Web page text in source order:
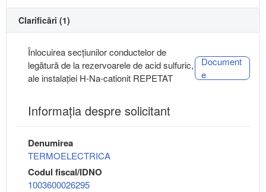
Clarificări (1)
Înlocuirea secțiunilor conductelor de
legătură de la rezervoarele de acid sulfuric,
ale instalației H-Na-cationit REPETAT
Document
e
Informaţia despre solicitant
Denumirea
TERMOELECTRICA
Codul fiscal/IDNO
1003600026295